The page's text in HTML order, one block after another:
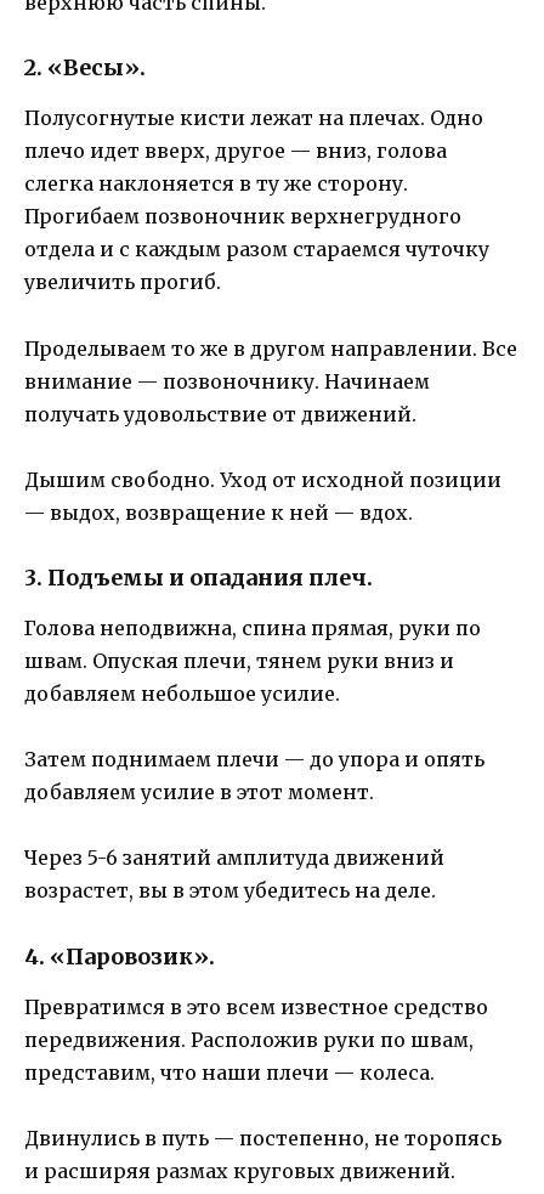
2. «Весы».
Полусогнутые кисти лежат на плечах. Одно
плечо идет вверх, другое — вниз, голова
слегка наклоняется в ту же сторону.
Прогибаем позвоночник верхнегрудного
отдела и с каждым разом стараемся чуточку
увеличить прогиб.
Проделываем то же в другом направлении. Все
внимание — позвоночнику. Начинаем
получать удовольствие от движений.
Дышим свободно. Уход от исходной позиции
— выдох, возвращение к ней — вдох.
3. Подъемы и опадания плеч.
Голова неподвижна, спина прямая, руки по
швам. Опуская плечи, тянем руки вниз и
добавляем небольшое усилие.
Затем поднимаем плечи — до упора и опять
добавляем усилие в этот момент.
Через 5-6 занятий амплитуда движений
возрастет, вы в этом убедитесь на деле.
4. «Паровозик».
Превратимся в это всем известное средство
передвижения. Расположив руки по швам,
представим, что наши плечи — колеса.
Двинулись в путь — постепенно, не торопясь
и расширяя размах круговых движений.